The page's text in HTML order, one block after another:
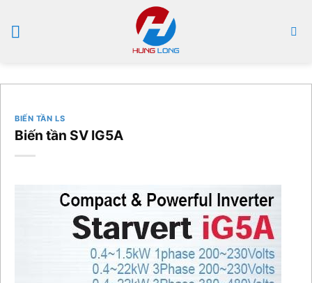
qua
nội
BIẾN TẦN LS
Biến tần SV IG5A